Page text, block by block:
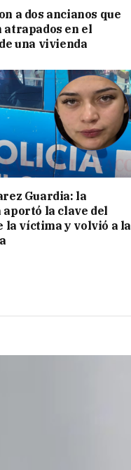
a dos ancianos que
atrapados en el
una vivienda
Guardia: la
aportó la clave del
la víctima y volvió a la